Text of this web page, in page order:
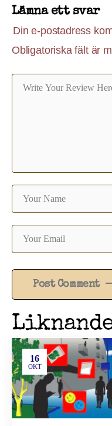
Lämna ett svar
Din e-postadress
Obligatoriska fält är
Post Comment
16
OKT